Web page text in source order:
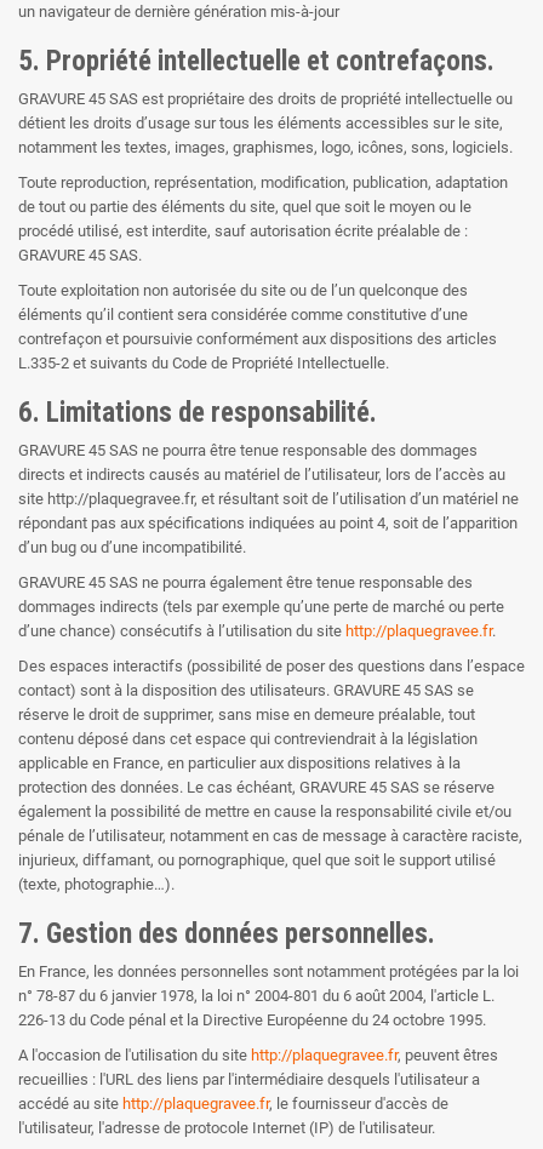
un navigateur de dernière génération mis-à-jour
5. Propriété intellectuelle et contrefaçons.
GRAVURE 45 SAS est propriétaire des droits de propriété intellectuelle ou
détient les droits d’usage sur tous les éléments accessibles sur le site,
notamment les textes, images, graphismes, logo, icônes, sons, logiciels.
Toute reproduction, représentation, modification, publication, adaptation
de tout ou partie des éléments du site, quel que soit le moyen ou le
procédé utilisé, est interdite, sauf autorisation écrite préalable de :
GRAVURE 45 SAS.
Toute exploitation non autorisée du site ou de l’un quelconque des
éléments qu’il contient sera considérée comme constitutive d’une
contrefaçon et poursuivie conformément aux dispositions des articles
L.335-2 et suivants du Code de Propriété Intellectuelle.
6. Limitations de responsabilité.
GRAVURE 45 SAS ne pourra être tenue responsable des dommages
directs et indirects causés au matériel de l’utilisateur, lors de l’accès au
site http://plaquegravee.fr, et résultant soit de l’utilisation d’un matériel ne
répondant pas aux spécifications indiquées au point 4, soit de l’apparition
d’un bug ou d’une incompatibilité.
GRAVURE 45 SAS ne pourra également être tenue responsable des
dommages indirects (tels par exemple qu’une perte de marché ou perte
d’une chance) consécutifs à l’utilisation du site http://plaquegravee.fr.
Des espaces interactifs (possibilité de poser des questions dans l’espace
contact) sont à la disposition des utilisateurs. GRAVURE 45 SAS se
réserve le droit de supprimer, sans mise en demeure préalable, tout
contenu déposé dans cet espace qui contreviendrait à la législation
applicable en France, en particulier aux dispositions relatives à la
protection des données. Le cas échéant, GRAVURE 45 SAS se réserve
également la possibilité de mettre en cause la responsabilité civile et/ou
pénale de l’utilisateur, notamment en cas de message à caractère raciste,
injurieux, diffamant, ou pornographique, quel que soit le support utilisé
(texte, photographie…).
7. Gestion des données personnelles.
En France, les données personnelles sont notamment protégées par la loi
n° 78-87 du 6 janvier 1978, la loi n° 2004-801 du 6 août 2004, l'article L.
226-13 du Code pénal et la Directive Européenne du 24 octobre 1995.
A l'occasion de l'utilisation du site http://plaquegravee.fr, peuvent êtres
recueillies : l'URL des liens par l'intermédiaire desquels l'utilisateur a
accédé au site http://plaquegravee.fr, le fournisseur d'accès de
l'utilisateur, l'adresse de protocole Internet (IP) de l'utilisateur.